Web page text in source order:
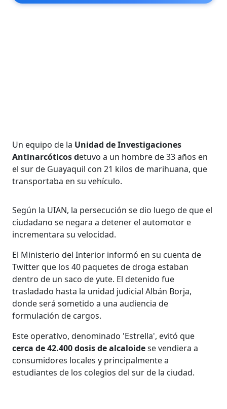
Un equipo de la Unidad de Investigaciones
Antinarcóticos detuvo a un hombre de 33 años en
el sur de Guayaquil con 21 kilos de marihuana, que
transportaba en su vehículo.
Según la UIAN, la persecución se dio luego de que el
ciudadano se negara a detener el automotor e
incrementara su velocidad.
El Ministerio del Interior informó en su cuenta de
Twitter que los 40 paquetes de droga estaban
dentro de un saco de yute. El detenido fue
trasladado hasta la unidad judicial Albán Borja,
donde será sometido a una audiencia de
formulación de cargos.
Este operativo, denominado 'Estrella', evitó que
cerca de 42.400 dosis de alcaloidese vendiera a
consumidores locales y principalmente a
estudiantes de los colegios del sur de la ciudad.